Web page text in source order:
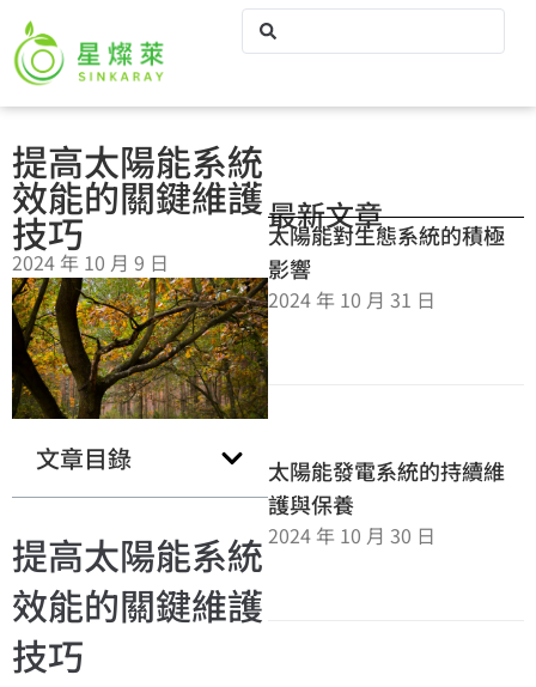
提高太陽能系統
效能的關鍵維護
技巧
2024 年 10 月 9 日
文章目錄
提高太陽能系統
效能的關鍵維護
技巧
最新文章
太陽能對生態系統的積極
影響
2024 年 10 月 31 日
太陽能發電系統的持續維
護與保養
2024 年 10 月 30 日